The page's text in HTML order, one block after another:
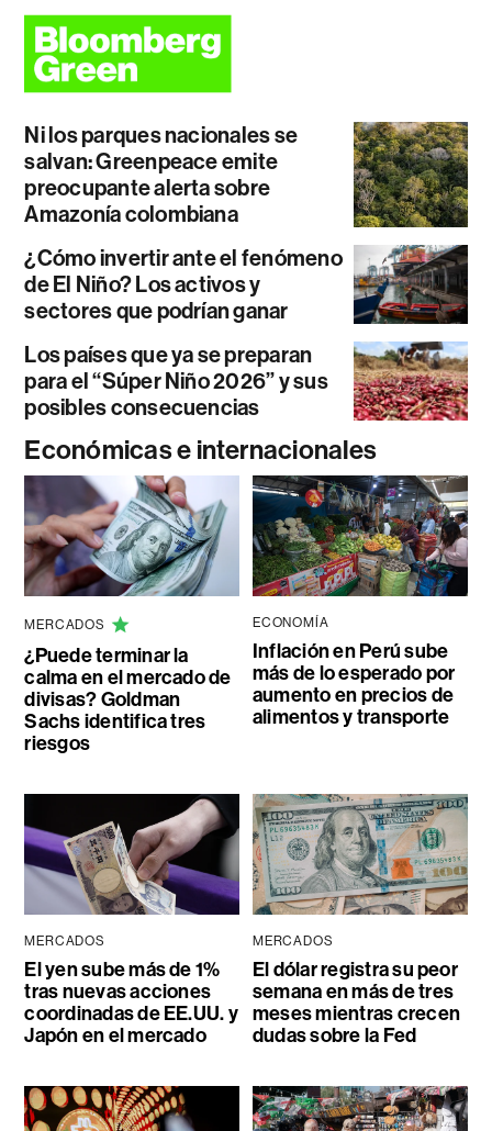
Ni los parques nacionales se
salvan: Greenpeace emite
preocupante alerta sobre
Amazonía colombiana
¿Cómo invertir ante el fenómeno
de El Niño? Los activos y
sectores que podrían ganar
Los países que ya se preparan
para el “Súper Niño 2026” y sus
posibles consecuencias
Económicas e internacionales
MERCADOS
¿Puede terminar la
calma en el mercado de
divisas? Goldman
Sachs identifica tres
riesgos
ECONOMÍA
Inflación en Perú sube
más de lo esperado por
aumento en precios de
alimentos y transporte
MERCADOS
El yen sube más de 1%
tras nuevas acciones
coordinadas de EE.UU. y
Japón en el mercado
MERCADOS
El dólar registra su peor
semana en más de tres
meses mientras crecen
dudas sobre la Fed